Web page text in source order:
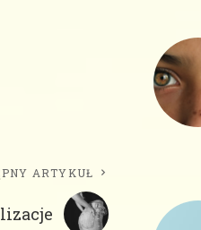
ARTYKUŁ